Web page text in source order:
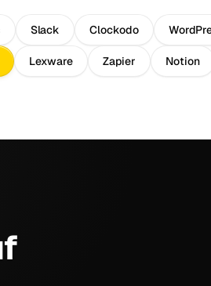
Slack Clockodo
Lexware Zapier Notion